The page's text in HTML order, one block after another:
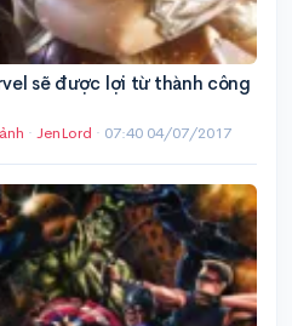
sẽ được lợi từ thành công
· JenLord · 07:40 04/07/2017